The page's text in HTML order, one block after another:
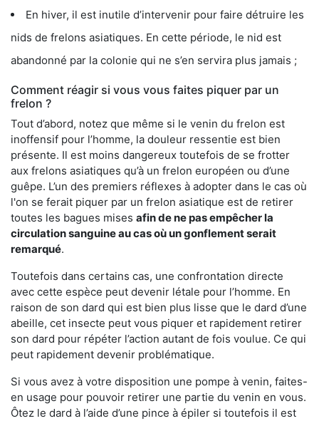
En hiver, il est inutile d’intervenir pour faire détruire les
nids de frelons asiatiques. En cette période, le nid est
abandonné par la colonie qui ne s’en servira plus jamais ;
Comment réagir si vous vous faites piquer par un
frelon ?
Tout d’abord, notez que même si le venin du frelon est
inoffensif pour l’homme, la douleur ressentie est bien
présente. Il est moins dangereux toutefois de se frotter
aux frelons asiatiques qu’à un frelon européen ou d’une
guêpe. L’un des premiers réflexes à adopter dans le cas où
l'on se ferait piquer par un frelon asiatique est de retirer
toutes les bagues mises afin de ne pas empêcher la
circulation sanguine au cas où un gonflement serait
remarqué.
Toutefois dans certains cas, une confrontation directe
avec cette espèce peut devenir létale pour l’homme. En
raison de son dard qui est bien plus lisse que le dard d’une
abeille, cet insecte peut vous piquer et rapidement retirer
son dard pour répéter l’action autant de fois voulue. Ce qui
peut rapidement devenir problématique.
Si vous avez à votre disposition une pompe à venin, faites-
en usage pour pouvoir retirer une partie du venin en vous.
Ôtez le dard à l’aide d’une pince à épiler si toutefois il est